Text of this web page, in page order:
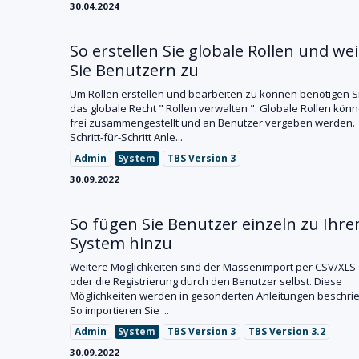
30.04.2024
So erstellen Sie globale Rollen und
Sie Benutzern zu
Um Rollen erstellen und bearbeiten zu können benötigen
das globale Recht " Rollen verwalten ". Globale Rollen
frei zusammengestellt und an Benutzer vergeben werden.
Schritt-für-Schritt Anle...
Admin System TBS Version 3
30.09.2022
So fügen Sie Benutzer einzeln zu
System hinzu
Weitere Möglichkeiten sind der Massenimport per CSV/
oder die Registrierung durch den Benutzer selbst. Diese
Möglichkeiten werden in gesonderten Anleitungen
So importieren Sie ...
Admin System TBS Version 3 TBS Version 3.2
30.09.2022